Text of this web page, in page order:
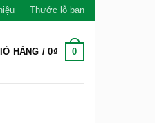
Thước lỗ ban
HÀNG /0₫ 0